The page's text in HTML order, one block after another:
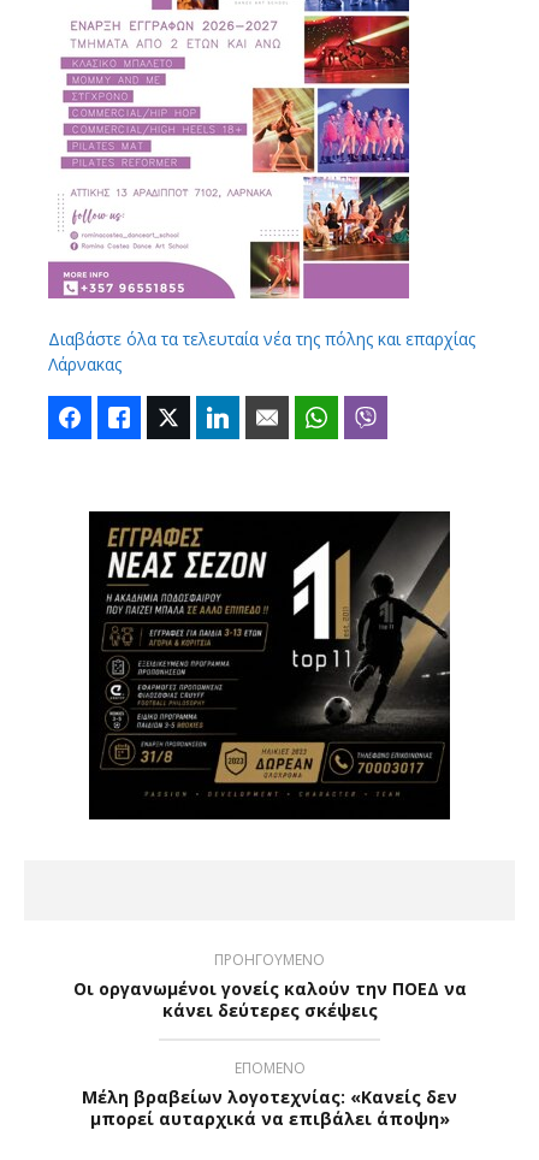
Διαβάστε όλα τα τελευταία νέα της πόλης και επαρχίας
Λάρνακας
FacebookLike Twitter LinkedIn Email WhatsApp
ΠΡΟΗΓΟΥΜΕΝΟ
Οι οργανωμένοι γονείς καλούν την ΠΟΕΔ να
κάνει δεύτερες σκέψεις
ΕΠΟΜΕΝΟ
Μέλη βραβείων λογοτεχνίας: «Κανείς δεν
μπορεί αυταρχικά να επιβάλει άποψη»